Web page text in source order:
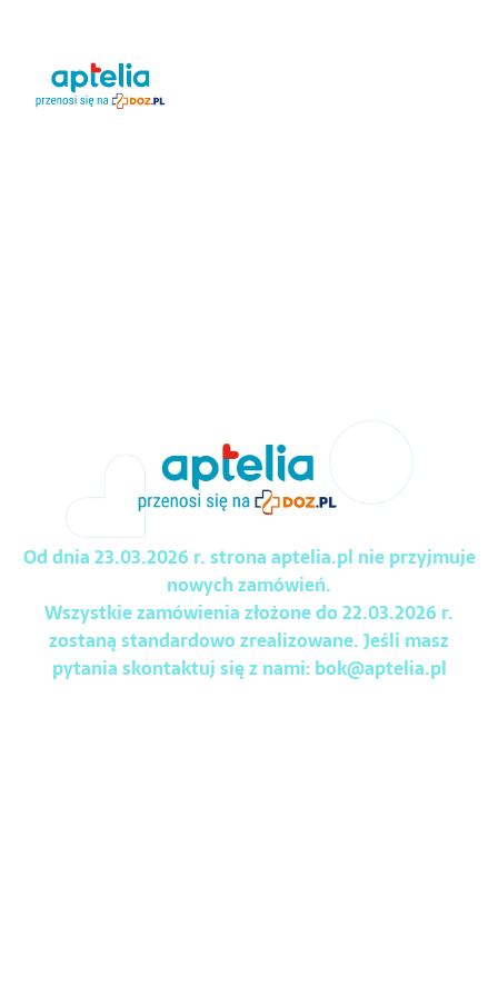
Od dnia 23.03.2026 r. strona aptelia.pl nie przyjmuje
nowych zamówień.
Wszystkie zamówienia złożone do 22.03.2026 r.
zostaną standardowo zrealizowane. Jeśli masz
pytania skontaktuj się z nami:bok@aptelia.pl